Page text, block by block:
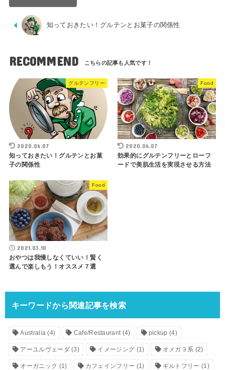
知っておきたい！グルテンとお菓子の関係性
RECOMMEND
グルテンフリー
2020.06.07
知っておきたい！グルテンとお菓
子の関係性
Food
2020.06.07
効果的にグルテンフリーとローフ
ードで美肌生活を実現させる方法
Food
2021.03.10
おやつは我慢しなくていい！賢く
選んで楽しもう！オススメ７選
キーワードから関連記事を検索
Australia (4) Cafe/Restaurant(4) pickup (4)
アーユルヴェーダ(3) イメージング (1) オメガ３系 (2)
オーガニック (1) カフェインフリー (1) ギルトフリー (1)